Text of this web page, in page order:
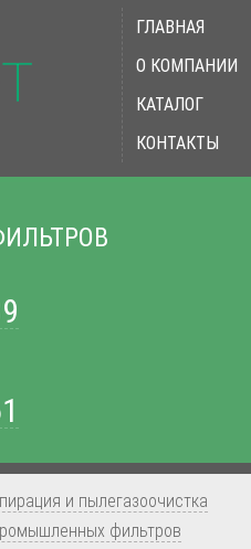
ГЛАВНАЯ
О КОМПАНИИ
КАТАЛОГ
КОНТАКТЫ
и пылегазоочистка
фильтров